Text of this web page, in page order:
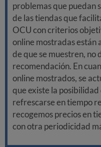
problemas que puedan
de las tiendas que
OCU con criterios
online mostradas están
de que se muestren,
recomendación. En
online mostrados, se
que existe la
refrescarse en tiempo
recogemos precios en
con otra periodicidad